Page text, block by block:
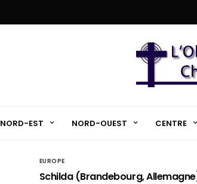
NORD-EST NORD-OUEST CENTRE
EUROPE
Schilda (Brandebourg,